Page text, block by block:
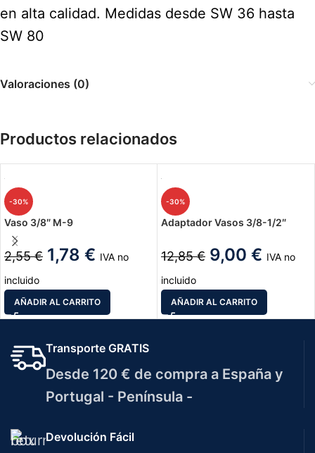
en alta calidad. Medidas desde SW 36 hasta
SW 80
Valoraciones (0)
Productos relacionados
-30%
Vaso 3/8″ M-9
2,55€ 1,78 € IVA no
incluido
AÑADIR AL CARRITO
-30%
Adaptador Vasos 3/8-1/2″
12,85€ 9,00 € IVA no
incluido
AÑADIR AL CARRITO
Transporte GRATIS
Desde 120 € de compra a España y
Portugal - Península -
Devolución Fácil